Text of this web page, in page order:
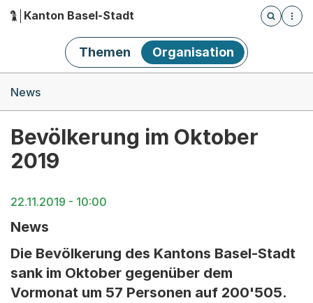
Hauptnavigation
Kanton Basel-Stadt
Öffnet
Themen Organisation
News
Bevölkerung im Oktober
2019
22.11.2019 - 10:00
News
Die Bevölkerung des Kantons Basel-Stadt
sank im Oktober gegenüber dem
Vormonat um 57 Personen auf 200'505.